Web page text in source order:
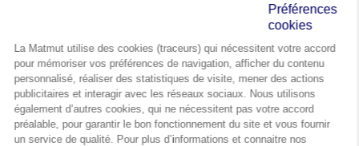
Préférences
cookies
La Matmut utilise des cookies (traceurs) qui nécessitent votre accord
pour mémoriser vos préférences de navigation, afficher du contenu
personnalisé, réaliser des statistiques de visite, mener des actions
publicitaires et interagir avec les réseaux sociaux. Nous utilisons
également d’autres cookies, qui ne nécessitent pas votre accord
préalable, pour garantir le bon fonctionnement du site et vous fournir
un service de qualité. Pour plus d’informations et connaitre nos